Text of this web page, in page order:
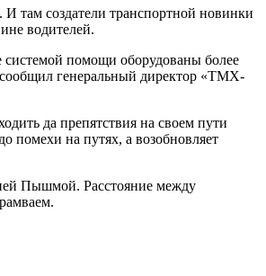
там создатели транспортной новинки
водителей.
системой помощи оборудованы более
генеральный директор «ТМХ-
да препятствия на своем пути
помехи на путях, а возобновляет
Пышмой. Расстояние между